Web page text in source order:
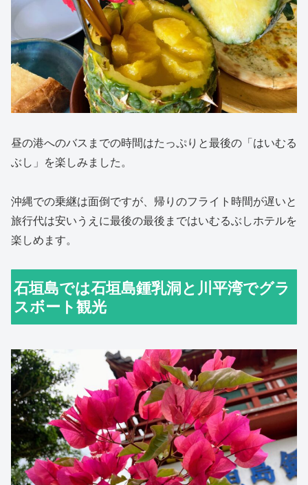
昼の港へのバスまでの時間はたっぷりと最後の「はいむる
ぶし」を楽しみました。
沖縄での乗継は面倒ですが、帰りのフライト時間が遅いと
旅行代は安いうえに最後の最後まではいむるぶしホテルを
楽しめます。
石垣島では石垣島鍾乳洞と川平湾でグラ
スボート観光